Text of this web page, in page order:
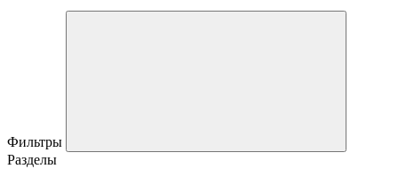
Фильтры
Разделы